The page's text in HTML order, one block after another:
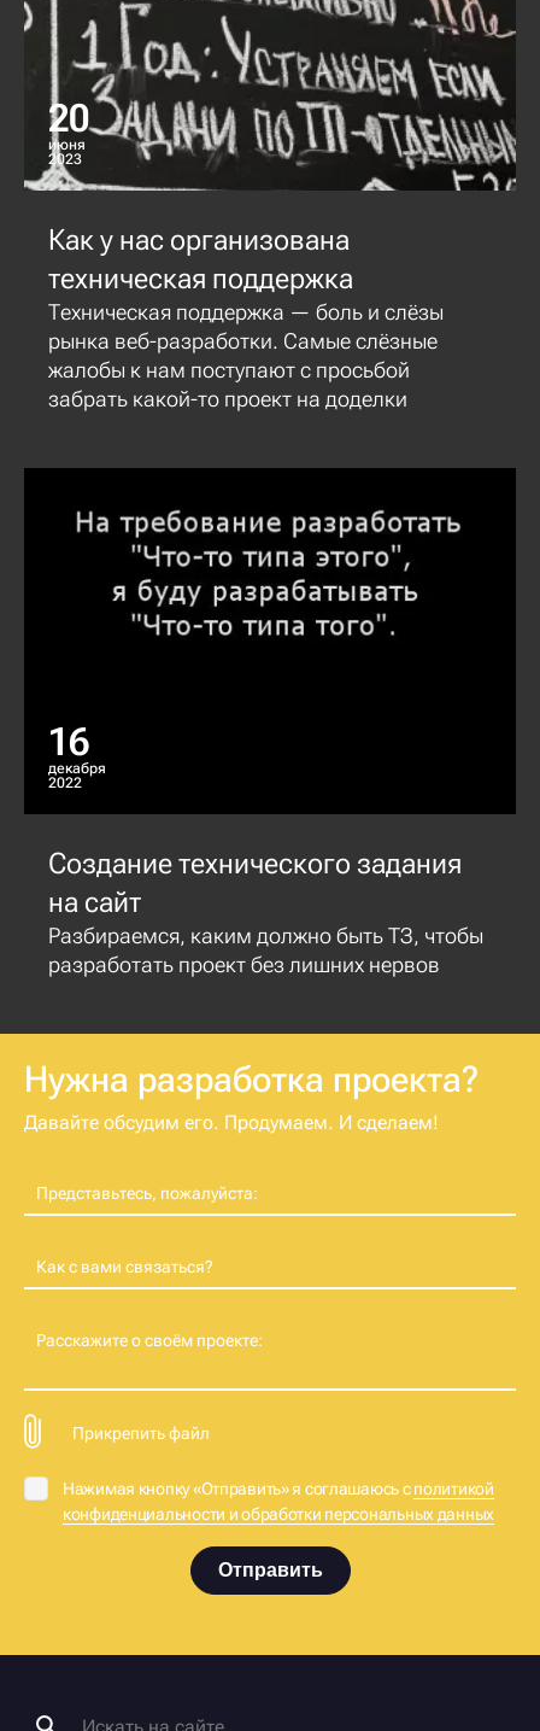
20
июня
2023
Как у нас организована
техническая поддержка
Техническая поддержка — боль и слёзы
рынка веб-разработки. Самые слёзные
жалобы к нам поступают с просьбой
забрать какой-то проект на доделки
16
декабря
2022
Создание технического задания
на сайт
Разбираемся, каким должно быть ТЗ, чтобы
разработать проект без лишних нервов
Нужна разработка проекта?
Давайте обсудим его. Продумаем. И сделаем!
Представьтесь, пожалуйста:
Как с вами связаться?
Расскажите о своём проекте:
Прикрепить файл
Нажимая кнопку «Отправить» я соглашаюсь сполитикой
конфиденциальности и обработки персональных данных
Отправить